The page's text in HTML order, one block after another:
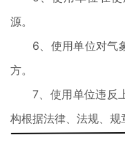
源。
6、使用单位对气
方。
7、使用单位违反
构根据法律、法规、规